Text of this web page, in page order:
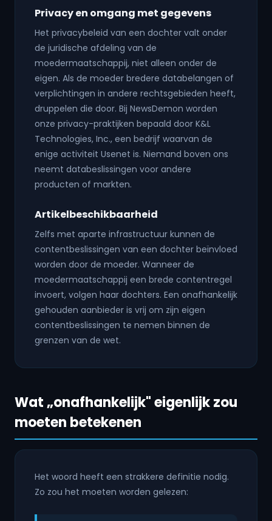
Privacy en omgang met gegevens
Het privacybeleid van een dochter valt onder
de juridische afdeling van de
moedermaatschappij, niet alleen onder de
eigen. Als de moeder bredere databelangen of
verplichtingen in andere rechtsgebieden heeft,
druppelen die door. Bij NewsDemon worden
onze privacy-praktijken bepaald door K&L
Technologies, Inc., een bedrijf waarvan de
enige activiteit Usenet is. Niemand boven ons
neemt databeslissingen voor andere
producten of markten.
Artikelbeschikbaarheid
Zelfs met aparte infrastructuur kunnen de
contentbeslissingen van een dochter beïnvloed
worden door de moeder. Wanneer de
moedermaatschappij een brede contentregel
invoert, volgen haar dochters. Een onafhankelijk
gehouden aanbieder is vrij om zijn eigen
contentbeslissingen te nemen binnen de
grenzen van de wet.
Wat „onafhankelijk" eigenlijk zou
moeten betekenen
Het woord heeft een strakkere definitie nodig.
Zo zou het moeten worden gelezen: